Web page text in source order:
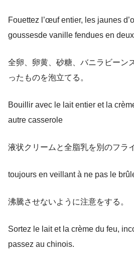
Fouettez l’œuf entier, les jaunes
goussesde vanille fendues en
全卵、卵黄、砂糖、バニラビーン
ったものを泡立てる。
Bouillir avec le lait entier et la
autre casserole
液状クリームと全脂乳を別のフラ
toujours en veillant à ne pas le
沸騰させないように注意をする。
Sortez le lait et la crème du feu,
passez au chinois.